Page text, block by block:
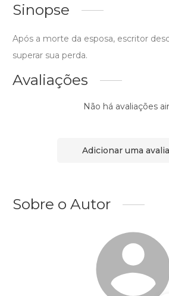
Sinopse
Após a morte da esposa, escritor
superar sua perda.
Avaliações
Não há avaliações
Adicionar uma
Sobre o Autor